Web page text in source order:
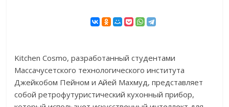
Kitchen Cosmo, разработанный студентами
Массачусетского технологического института
Джейкобом Пейном и Айей Махмуд, представляет
собой ретрофутуристический кухонный прибор,